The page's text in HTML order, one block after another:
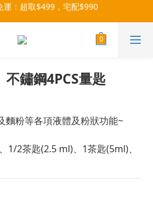
數3倍送！把握機會，趕緊下單！
爸氣一擊・限時開搶
3倍送！把握機會，趕緊下單！
不鏽鋼4PCS量匙
麵粉等各項液體及粉狀功能~
1/2茶匙(2.5 ml)、1茶匙(5ml)、